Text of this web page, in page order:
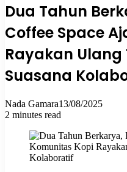
Dua Tahun
Coffee Space
Rayakan
Suasana
Nada Gamara13/08/2025
2 minutes read